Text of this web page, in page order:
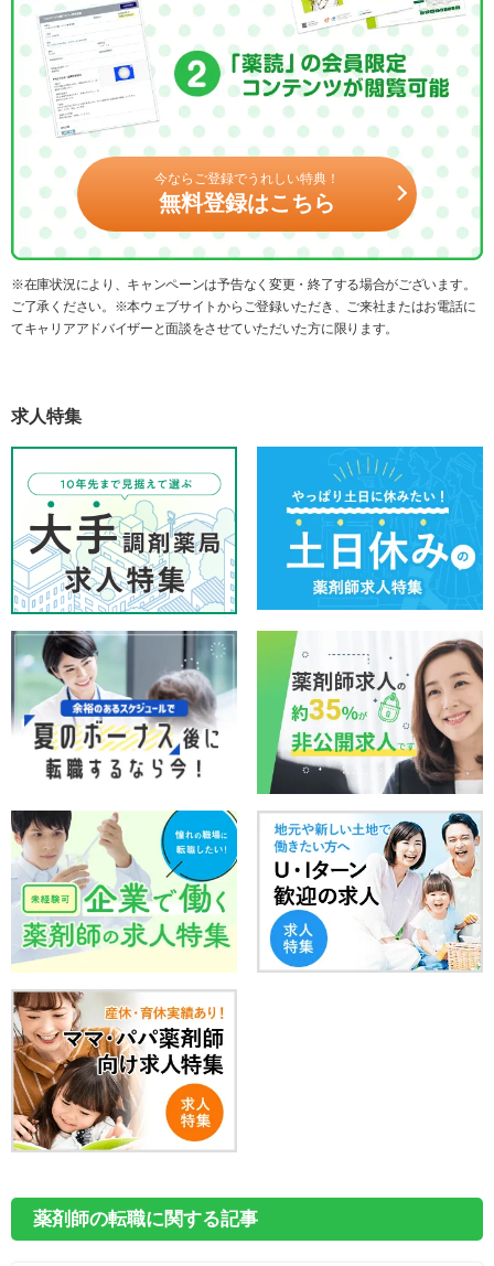
今ならご登録でうれしい特典！
無料登録はこちら
※在庫状況により、キャンペーンは予告なく変更・終了する場合がございます。
ご了承ください。※本ウェブサイトからご登録いただき、ご来社またはお電話に
てキャリアアドバイザーと面談をさせていただいた方に限ります。
求人特集
薬剤師の転職に関する記事